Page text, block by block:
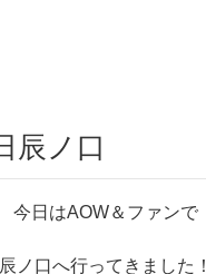
辰ノ口
今日はAOW＆ファンで
辰ノ口へ行ってきました！